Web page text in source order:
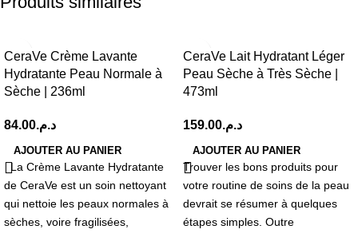
CeraVe Crème Lavante
Hydratante Peau Normale à
Sèche | 236ml
د.م.84.00
AJOUTER AU PANIER
La Crème Lavante Hydratante
de CeraVe est un soin nettoyant
qui nettoie les peaux normales à
sèches, voire fragilisées,
CeraVe Lait Hydratant Léger
Peau Sèche à Très Sèche |
473ml
د.م.159.00
AJOUTER AU PANIER
Trouver les bons produits pour
votre routine de soins de la peau
devrait se résumer à quelques
étapes simples. Outre